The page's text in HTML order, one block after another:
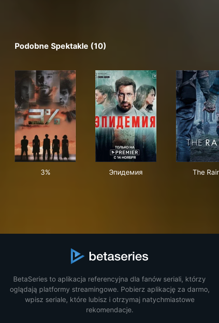
Podobne Spektakle (10)
3% Эпидемия The
BetaSeries to aplikacja referencyjna dla fanów seriali, którzy
oglądają platformy streamingowe. Pobierz aplikację za darmo,
wpisz seriale, które lubisz i otrzymaj natychmiastowe
rekomendacje.